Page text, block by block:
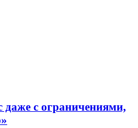
даже с ограничениями,